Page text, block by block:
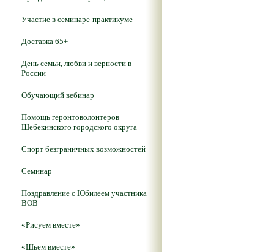
Участие в семинаре-практикуме
Доставка 65+
День семьи, любви и верности в
России
Обучающий вебинар
Помощь геронтоволонтеров
Шебекинского городского округа
Спорт безграничных возможностей
Семинар
Поздравление с Юбилеем участника
ВОВ
«Рисуем вместе»
«Шьем вместе»